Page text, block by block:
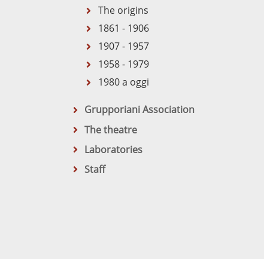
The origins
1861 - 1906
1907 - 1957
1958 - 1979
1980 a oggi
Grupporiani Association
The theatre
Laboratories
Staff